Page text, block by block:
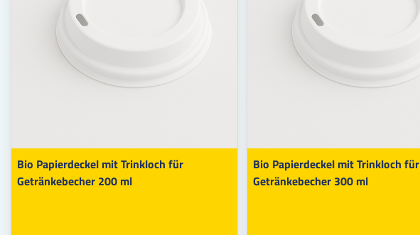
Bio Papierdeckel mit Trinkloch für
Getränkebecher 200 ml
Bio Papierdeckel mit Trinkloch für
Getränkebecher 300 ml